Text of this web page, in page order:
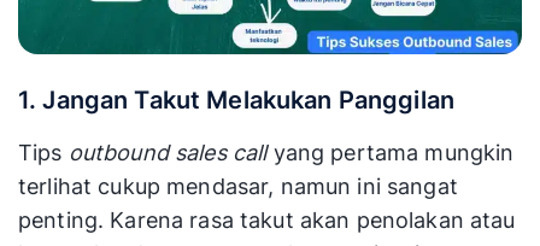
1. Jangan Takut Melakukan Panggilan
Tips outbound sales callyang pertama mungkin
terlihat cukup mendasar, namun ini sangat
penting. Karena rasa takut akan penolakan atau